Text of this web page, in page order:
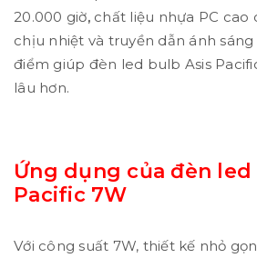
20.000 giờ, chất liệu nhựa PC cao
chịu nhiệt và truyền dẫn ánh
điểm giúp đèn led bulb Asis
lâu hơn.
Ứng dụng của đèn
Pacific 7W
Với công suất 7W, thiết kế nhỏ